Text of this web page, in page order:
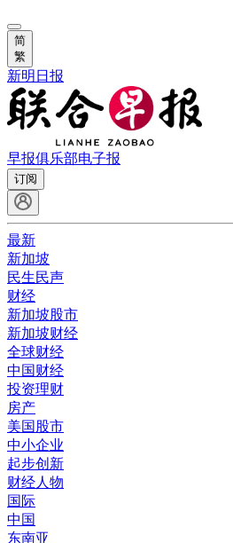
简
繁
新明日报
早报俱乐部电子报
订阅
最新
新加坡
民生民声
财经
新加坡股市
新加坡财经
全球财经
中国财经
投资理财
房产
美国股市
中小企业
起步创新
财经人物
国际
中国
东南亚